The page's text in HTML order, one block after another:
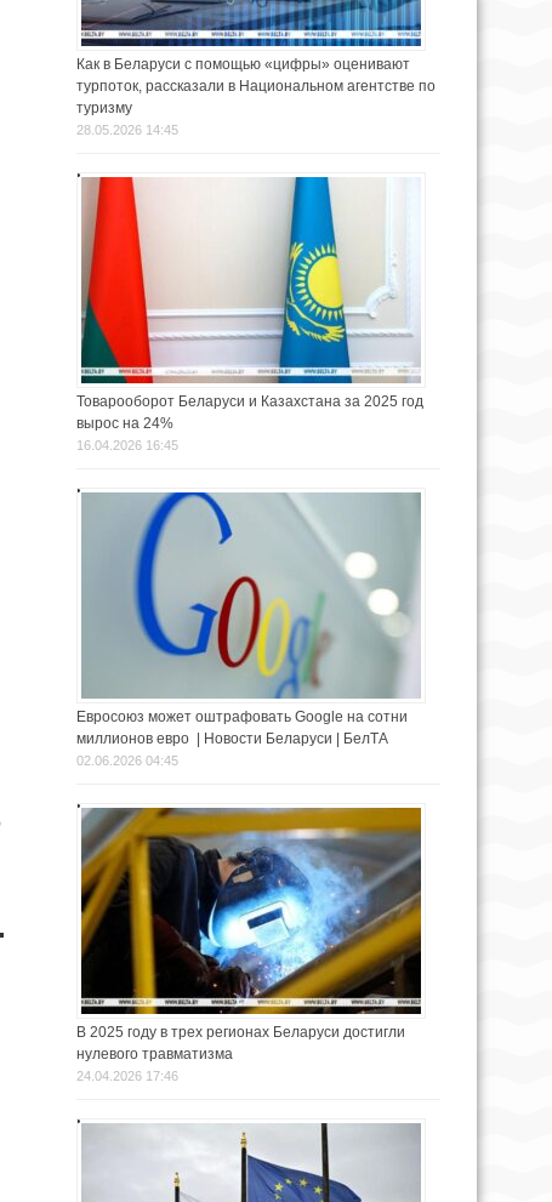
Как в Беларуси с помощью «цифры» оценивают
турпоток, рассказали в Национальном агентстве по
туризму
28.05.2026 14:45
Товарооборот Беларуси и Казахстана за 2025 год
вырос на 24%
16.04.2026 16:45
Евросоюз может оштрафовать Google на сотни
миллионов евро | Новости Беларуси | БелТА
02.06.2026 04:45
В 2025 году в трех регионах Беларуси достигли
нулевого травматизма
24.04.2026 17:46